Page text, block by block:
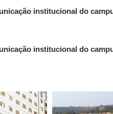
institucional do
institucional do